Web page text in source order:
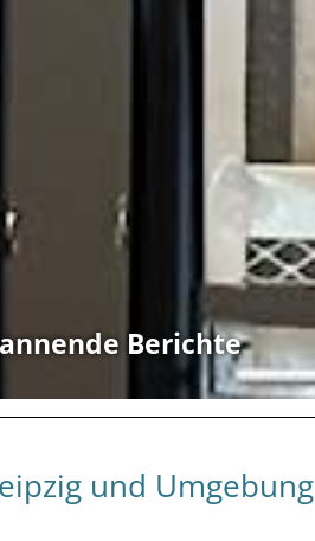
Berichte
und Umgebung